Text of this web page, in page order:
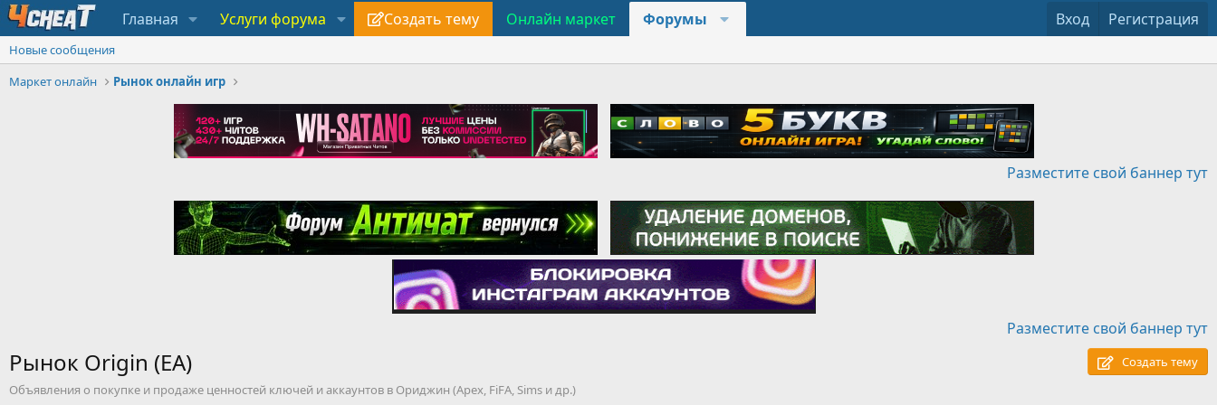
Главная Услуги форума Создать тему Онлайн маркет Форумы Вход Регистрация
Новые сообщения
Маркет онлайн
Рынок онлайн игр
Разместите свой баннер тут
Разместите свой баннер тут
Рынок Origin (EA)
Создать тему
Объявления о покупке и продаже ценностей ключей и аккаунтов в Ориджин (Apex, FiFA, Sims и др.)